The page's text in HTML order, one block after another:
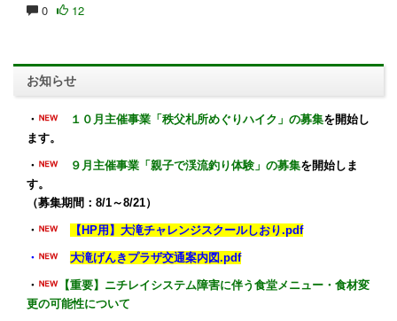
0 12
お知らせ
・ １０月主催事業「秩父札所めぐりハイク」の募集を開始し
ます。
・ ９月主催事業「親子で渓流釣り体験」の募集を開始しま
す。
（募集期間：8/1～8/21）
・ 【HP用】大滝チャレンジスクールしおり.pdf
・ 大滝げんきプラザ交通案内図.pdf
・
【重要】ニチレイシステム障害に伴う食堂メニュー・食材変
更の可能性について